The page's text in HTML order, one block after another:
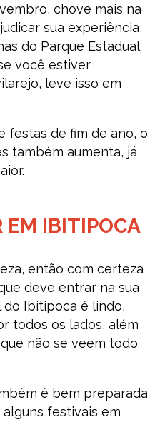
chove mais na
sua experiência,
do Parque Estadual
você estiver
leve isso em
festas de fim de ano, o
também aumenta, já
EM IBITIPOCA
então com certeza
deve entrar na sua
do Ibitipoca é lindo,
todos os lados, além
não se veem todo
é bem preparada
festivais em